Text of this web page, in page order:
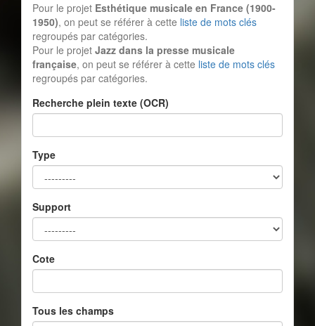
Pour le projet Esthétique musicale en France (1900-
1950), on peut se référer à cette liste de mots clés
regroupés par catégories.
Pour le projet Jazz dans la presse musicale
française, on peut se référer à cette liste de mots clés
regroupés par catégories.
Recherche plein texte (OCR)
Type
Support
Cote
Tous les champs